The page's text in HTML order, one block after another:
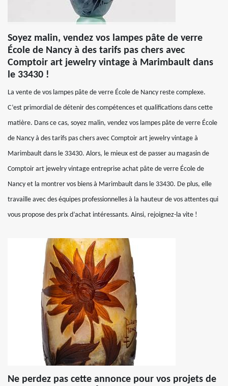
Soyez malin, vendez vos lampes pâte de verre
École de Nancy à des tarifs pas chers avec
Comptoir art jewelry vintage à Marimbault dans
le 33430 !
La vente de vos lampes pâte de verre École de Nancy reste complexe.
C’est primordial de détenir des compétences et qualifications dans cette
matière. Dans ce cas, soyez malin, vendez vos lampes pâte de verre École
de Nancy à des tarifs pas chers avec Comptoir art jewelry vintage à
Marimbault dans le 33430. Alors, le mieux est de passer au magasin de
Comptoir art jewelry vintage entreprise achat pâte de verre École de
Nancy et la montrer vos biens à Marimbault dans le 33430. De plus, elle
travaille avec des équipes professionnelles à la hauteur de vos attentes qui
vous propose des prix d’achat intéressants. Ainsi, rejoignez-la vite !
Ne perdez pas cette annonce pour vos projets de